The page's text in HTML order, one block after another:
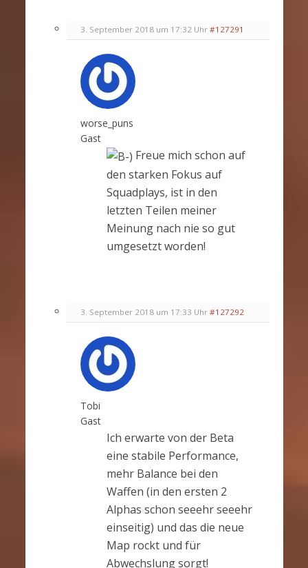
3. September 2018 um 17:32 Uhr #127291
worse_puns
Gast
Freue mich schon auf
den starken Fokus auf
Squadplays, ist in den
letzten Teilen meiner
Meinung nach nie so gut
umgesetzt worden!
3. September 2018 um 17:33 Uhr #127292
Tobi
Gast
Ich erwarte von der Beta
eine stabile Performance,
mehr Balance bei den
Waffen (in den ersten 2
Alphas schon seeehr seeehr
einseitig) und das die neue
Map rockt und für
Abwechslung sorgt!